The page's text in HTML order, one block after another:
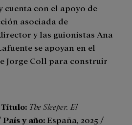
cuenta con el apoyo de
asociada de
y las guionistas Ana
se apoyan en el
Jorge Coll para construir
Título: The Sleeper. El
País y año:España, 2025 /